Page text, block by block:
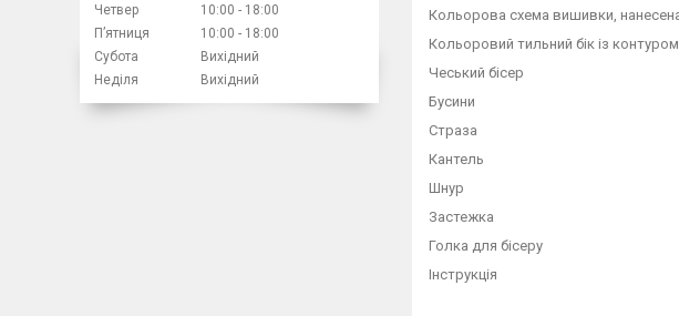
Кольорова схема вишивки,
Кольоровий тильний бік із
Чеський бісер
Бусини
Страза
Кантель
Шнур
Застежка
Голка для бісеру
Інструкція
Четвер
10:00
18:00
Пʼятниця
10:00
18:00
Субота
Вихідний
Неділя
Вихідний